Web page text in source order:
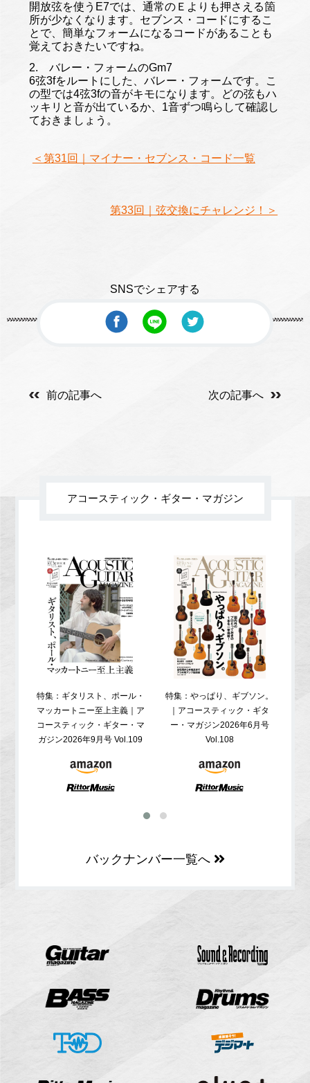
開放弦を使うE7では、通常のＥよりも押さえる箇
所が少なくなります。セブンス・コードにするこ
とで、簡単なフォームになるコードがあることも
覚えておきたいですね。
バレー・フォームのGm7
6弦3fをルートにした、バレー・フォームです。こ
の型では4弦3fの音がキモになります。どの弦もハ
ッキリと音が出ているか、1音ずつ鳴らして確認し
ておきましょう。
＜第31回｜マイナー・セブンス・コード一覧
第33回｜弦交換にチャレンジ！＞
SNSでシェアする
前の記事へ 次の記事へ
アコースティック・ギター・マガジン
特集：ギタリスト、ポール・
マッカートニー至上主義｜ア
コースティック・ギター・マ
ガジン2026年9月号 Vol.109
特集：やっぱり、ギブソン。
｜アコースティック・ギタ
ー・マガジン2026年6月号
Vol.108
バックナンバー一覧へ